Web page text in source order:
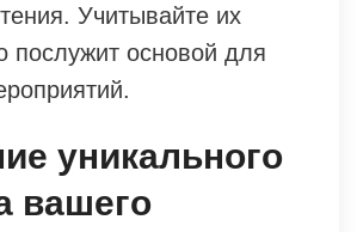
Учитывайте их
послужит основой для
уникального
вашего